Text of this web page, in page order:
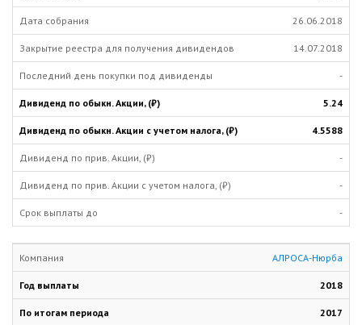
26.06.2018
14.07.2018
-
5.24
4.5588
-
-
-
АЛРОСА-Нюрба
2018
2017